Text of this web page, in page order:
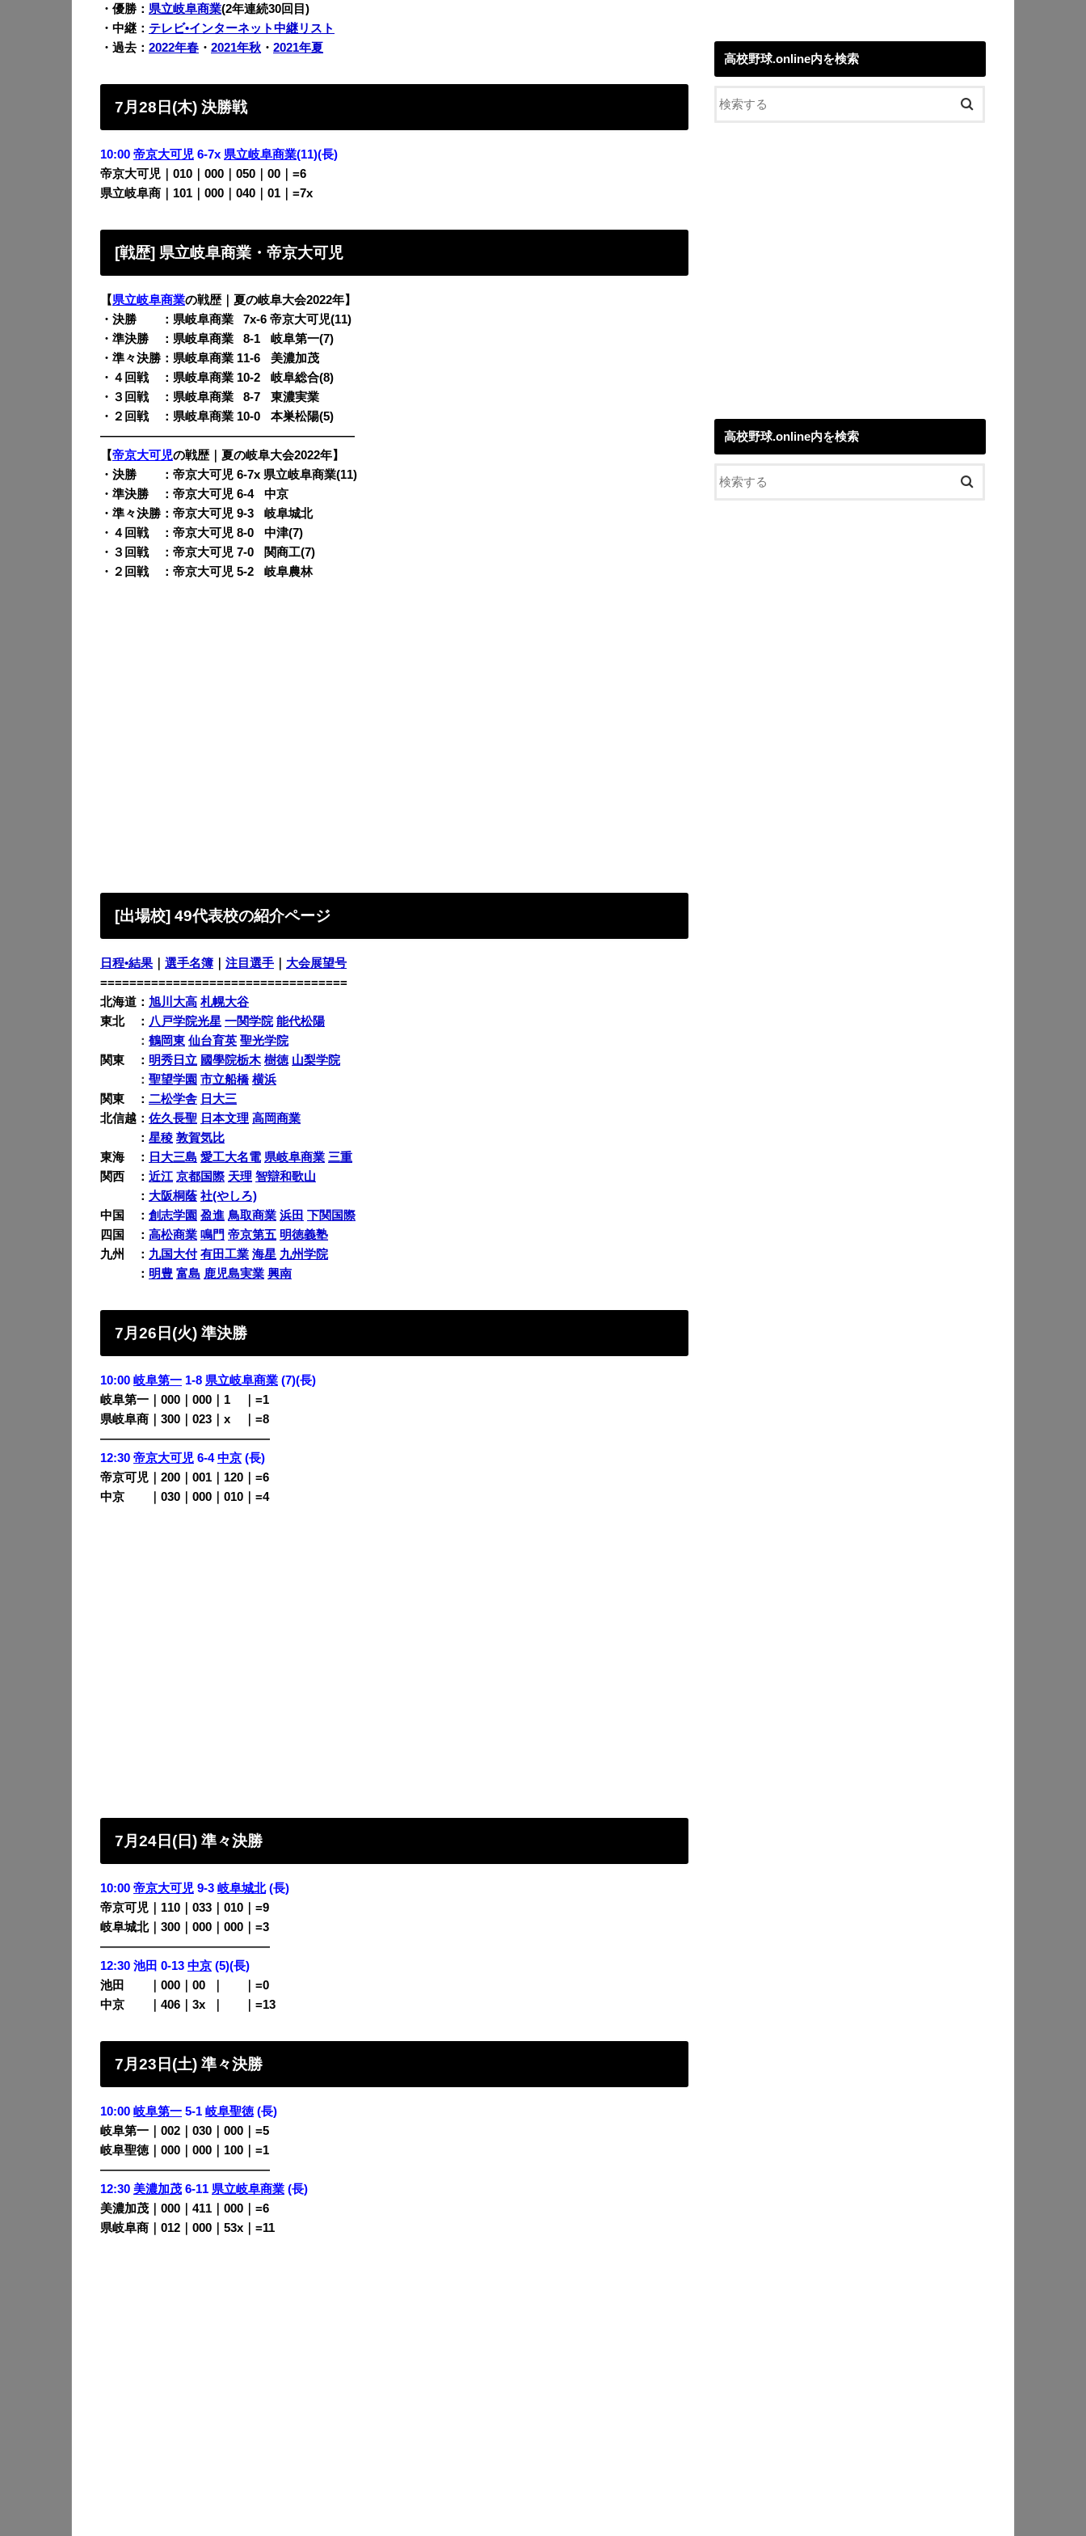
・優勝： 県立岐阜商業(2年連続30回目)
・中継： テレビ•インターネット中継リスト
・過去： 2022年春 ・ 2021年秋 ・ 2021年夏
7月28日(木) 決勝戦
10:00 帝京大可児 6-7x 県立岐阜商業(11)(長)
帝京大可児｜010｜000｜050｜00｜=6
県立岐阜商｜101｜000｜040｜01｜=7x
[戦歴] 県立岐阜商業・帝京大可児
【県立岐阜商業の戦歴｜夏の岐阜大会2022年】
・決勝 ：県岐阜商業
7x-6 帝京大可児(11)
・準決勝 ：県岐阜商業
8-1
岐阜第一(7)
・準々決勝：県岐阜商業 11-6
美濃加茂
・４回戦 ：県岐阜商業 10-2
岐阜総合(8)
・３回戦 ：県岐阜商業
8-7
東濃実業
・２回戦 ：県岐阜商業 10-0
本巣松陽(5)
—————————————————————
【帝京大可児の戦歴｜夏の岐阜大会2022年】
・決勝 ：帝京大可児 6-7x 県立岐阜商業(11)
・準決勝 ：帝京大可児 6-4
中京
・準々決勝：帝京大可児 9-3
岐阜城北
・４回戦 ：帝京大可児 8-0
中津(7)
・３回戦 ：帝京大可児 7-0
関商工(7)
・２回戦 ：帝京大可児 5-2
岐阜農林
[出場校] 49代表校の紹介ページ
日程•結果 選手名簿 注目選手
大会展望号
==================================
北海道： 旭川大高 札幌大谷
東北 ： 八戸学院光星 一関学院 能代松陽
： 鶴岡東 仙台育英 聖光学院
関東 ： 明秀日立 國學院栃木 樹徳 山梨学院
： 聖望学園 市立船橋 横浜
関東 ： 二松学舎 日大三
北信越： 佐久長聖 日本文理 高岡商業
： 星稜 敦賀気比
東海 ：
日大三島 愛工大名電 県岐阜商業 三重
関西 ： 近江 京都国際 天理 智辯和歌山
： 大阪桐蔭 社(やしろ)
中国 ： 創志学園 盈進 鳥取商業 浜田 下関国際
四国 ： 高松商業 鳴門 帝京第五 明徳義塾
九州 ： 九国大付 有田工業 海星 九州学院
： 明豊 富島 鹿児島実業 興南
7月26日(火) 準決勝
10:00 岐阜第一 1-8 県立岐阜商業 (7)(長)
岐阜第一｜000｜000｜1
｜=1
県岐阜商｜300｜023｜x
｜=8
——————————————
12:30 帝京大可児 6-4中京 (長)
帝京可児｜200｜001｜120｜=6
中京
｜030｜000｜010｜=4
7月24日(日) 準々決勝
10:00 帝京大可児 9-3 岐阜城北(長)
帝京可児｜110｜033｜010｜=9
岐阜城北｜300｜000｜000｜=3
——————————————
12:30 池田 0-13 中京 (5)(長)
池田
｜000｜00
｜=0
中京
｜406｜3x ｜=13
7月23日(土) 準々決勝
10:00 岐阜第一 5-1 岐阜聖徳(長)
岐阜第一｜002｜030｜000｜=5
岐阜聖徳｜000｜000｜100｜=1
——————————————
12:30 美濃加茂 6-11 県立岐阜商業 (長)
美濃加茂｜000｜411｜000｜=6
県岐阜商｜012｜000｜53x｜=11
高校野球.online内を検索
高校野球.online内を検索